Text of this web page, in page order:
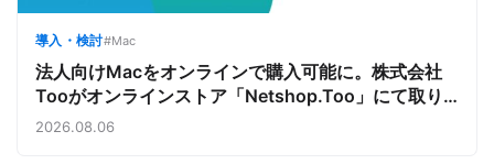
導入・検討#Mac
法人向けMacをオンラインで購入可能に。株式会社
Tooがオンラインストア「Netshop.Too」にて取り
扱いをスタート。デバイス調達の手間を減らし、スピ
2026.08.06